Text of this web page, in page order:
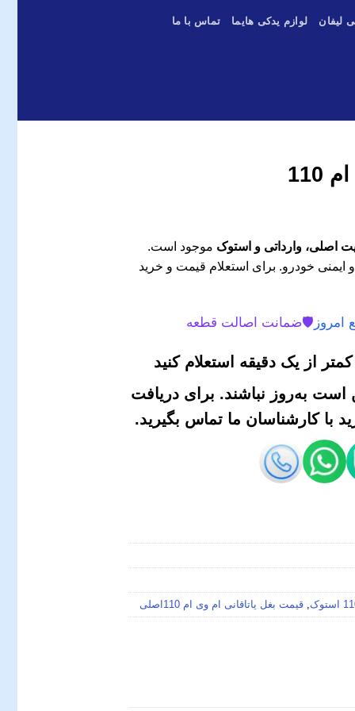
لیفان لوازم یدکی هایما تماس با ما
موجود است.
ایمنی خودرو. برای استعلام قیمت و خرید
امروز 🛡️ضمانت اصالت قطعه
از یک دقیقه استعلام کنید
به‌روز نباشند. برای دریافت
با کارشناسان ما تماس بگیرید.
قیمت بغل یاتاقانی ام وی ام 110اصلی